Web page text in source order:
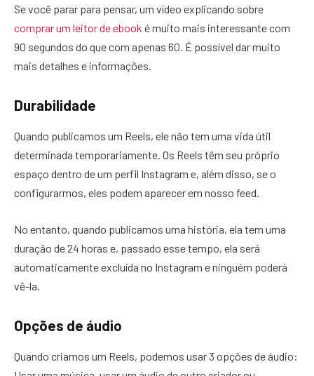
Se você parar para pensar, um vídeo explicando sobre
comprar um leitor de ebook é muito mais interessante com
90 segundos do que com apenas 60. É possível dar muito
mais detalhes e informações.
Durabilidade
Quando publicamos um Reels, ele não tem uma vida útil
determinada temporariamente. Os Reels têm seu próprio
espaço dentro de um perfil Instagram e, além disso, se o
configurarmos, eles podem aparecer em nosso feed.
No entanto, quando publicamos uma história, ela tem uma
duração de 24 horas e, passado esse tempo, ela será
automaticamente excluída no Instagram e ninguém poderá
vê-la.
Opções de áudio
Quando criamos um Reels, podemos usar 3 opções de áudio: